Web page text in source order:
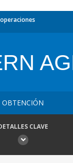
OBTENCIÓN
CLAVE